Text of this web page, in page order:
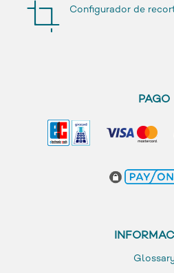
Configurador de
PAGO